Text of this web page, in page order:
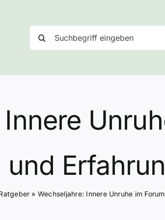
nach:
und
» Wechseljahre: Innere Unruhe im